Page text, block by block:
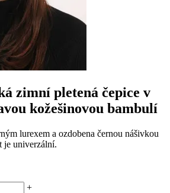
zimní pletená čepice v
kožešinovou bambulí
lurexem a ozdobena černou nášivkou
je univerzální.
+